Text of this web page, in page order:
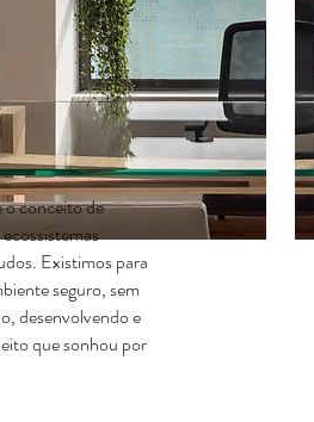
o conceito de
Existimos para
seguro, sem
desenvolvendo e
que sonhou por